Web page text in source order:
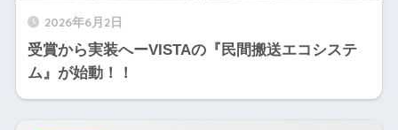
2026年6月2日
受賞から実装へーVISTAの『民間搬送エコシステ
ム』が始動！！